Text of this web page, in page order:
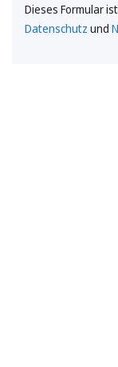
Dieses Formular
Datenschutz und